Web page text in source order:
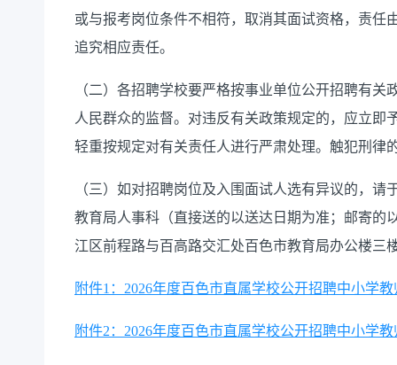
或与报考岗位条件不相符，取消其面试资格，责任
追究相应责任。
（二）各招聘学校要严格按事业单位公开招聘有关
人民群众的监督。对违反有关政策规定的，应立
轻重按规定对有关责任人进行严肃处理。触犯刑律
（三）如对招聘岗位及 入围 面试人选有异议的，请
教育局人事科 （直接送的以送达日期为准；邮寄的
江区前程路与百高路交汇处百色市教育局办公楼三
附件1：2026年度百色市直属学校公开招聘中小学
附件2：2026年度百色市直属学校公开招聘中小学